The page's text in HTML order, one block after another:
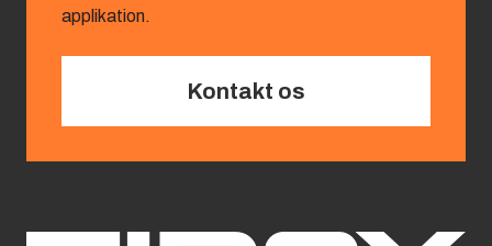
applikation.
Kontakt os